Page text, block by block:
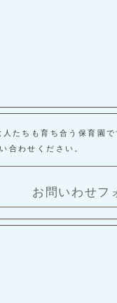
たちも育ち合う保育園で
合わせください。
お問いわせフ